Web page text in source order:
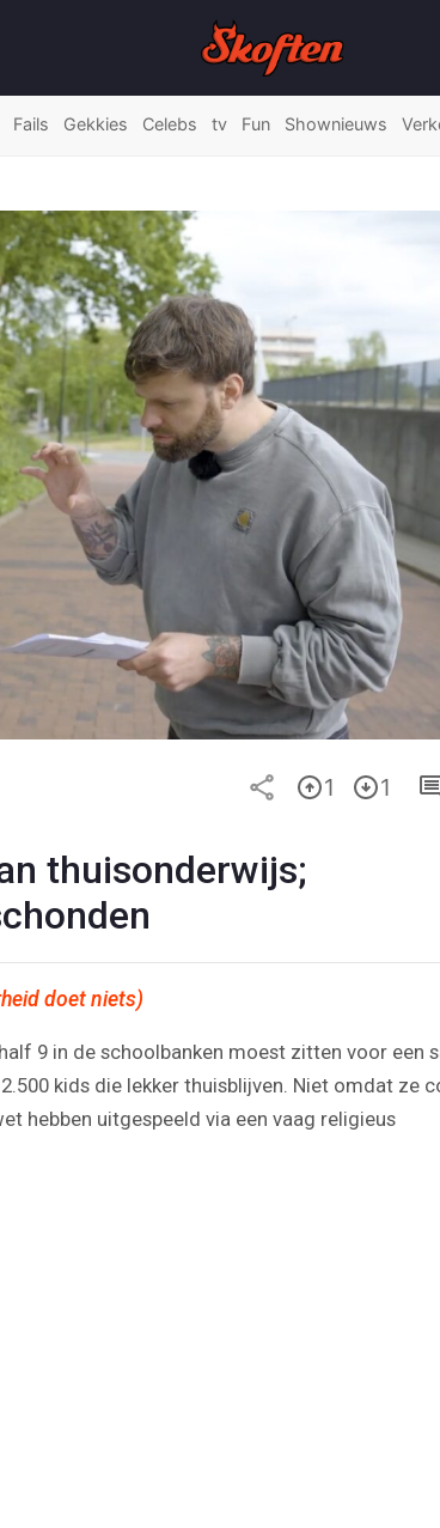
Fails Gekkies Celebs tv Fun Shownieuws
1 1
thuisonderwijs;
doet niets)
9 in de schoolbanken moest zitten voor een
kids die lekker thuisblijven. Niet omdat ze
hebben uitgespeeld via een vaag religieus